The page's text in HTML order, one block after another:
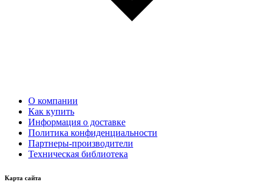
О компании
Как купить
Информация о доставке
Политика конфиденциальности
Партнеры-производители
Техническая библиотека
Карта сайта